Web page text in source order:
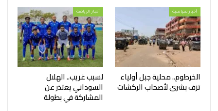
أخبار سياسية
الخرطوم.. محلية جبل أولياء
تزف بشرى لأصحاب الركشات
أخبار الرياضة
لسبب غريب.. الهلال
السوداني يعتذر عن
المشاركة في بطولة